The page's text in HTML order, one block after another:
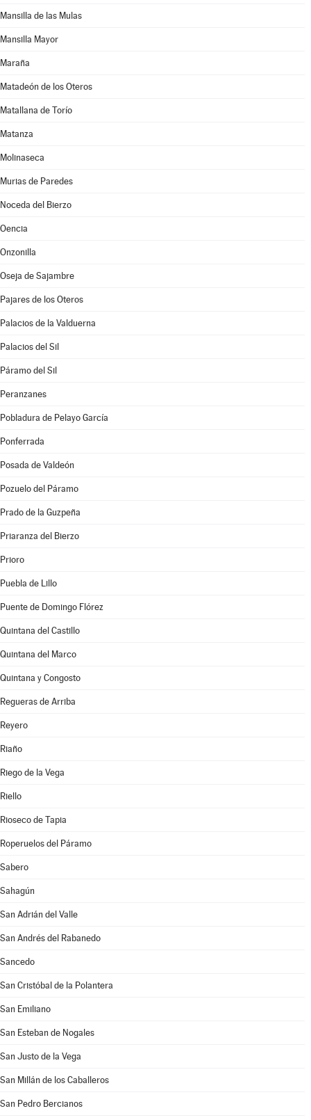
Mansilla de las Mulas
Mansilla Mayor
Maraña
Matadeón de los Oteros
Matallana de Torío
Matanza
Molinaseca
Murias de Paredes
Noceda del Bierzo
Oencia
Onzonilla
Oseja de Sajambre
Pajares de los Oteros
Palacios de la Valduerna
Palacios del Sil
Páramo del Sil
Peranzanes
Pobladura de Pelayo García
Ponferrada
Posada de Valdeón
Pozuelo del Páramo
Prado de la Guzpeña
Priaranza del Bierzo
Prioro
Puebla de Lillo
Puente de Domingo Flórez
Quintana del Castillo
Quintana del Marco
Quintana y Congosto
Regueras de Arriba
Reyero
Riaño
Riego de la Vega
Riello
Rioseco de Tapia
Roperuelos del Páramo
Sabero
Sahagún
San Adrián del Valle
San Andrés del Rabanedo
Sancedo
San Cristóbal de la Polantera
San Emiliano
San Esteban de Nogales
San Justo de la Vega
San Millán de los Caballeros
San Pedro Bercianos